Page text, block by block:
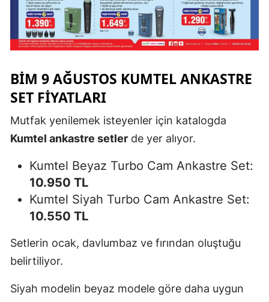
BİM 9 AĞUSTOS KUMTEL ANKASTRE
SET FIYATLARI
Mutfak yenilemek isteyenler için katalogda
Kumtel ankastre setler de yer alıyor.
Kumtel Beyaz Turbo Cam Ankastre Set:
10.950 TL
Kumtel Siyah Turbo Cam Ankastre Set:
10.550 TL
Setlerin ocak, davlumbaz ve fırından oluştuğu
belirtiliyor.
Siyah modelin beyaz modele göre daha uygun